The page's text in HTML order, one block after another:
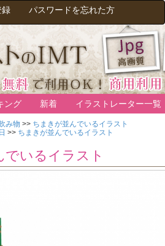
録 パスワードを忘れた方
ング 新着 イラストレーター一覧
み物 >> ちまきが並んでいるイラスト
>> ちまきが並んでいるイラスト
でいるイラスト